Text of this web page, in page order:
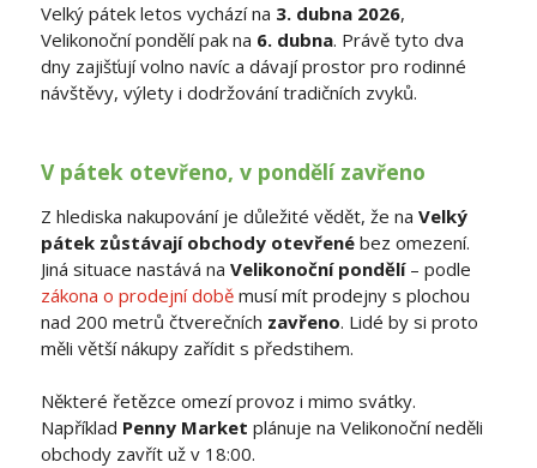
Velký pátek letos vychází na 3. dubna 2026,
Velikonoční pondělí pak na 6. dubna. Právě tyto dva
dny zajišťují volno navíc a dávají prostor pro rodinné
návštěvy, výlety i dodržování tradičních zvyků.
V pátek otevřeno, v pondělí zavřeno
Z hlediska nakupování je důležité vědět, že na Velký
pátek zůstávají obchody otevřenébez omezení.
Jiná situace nastává na Velikonoční pondělí– podle
zákona o prodejní doběmusí mít prodejny s plochou
nad 200 metrů čtverečních zavřeno. Lidé by si proto
měli větší nákupy zařídit s předstihem.
Některé řetězce omezí provoz i mimo svátky.
Například Penny Market plánuje na Velikonoční neděli
obchody zavřít už v 18:00.